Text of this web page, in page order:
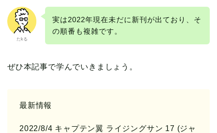
たkる
実は2022年現在未だに新刊が出ており、そ
の順番も複雑です。
ぜひ本記事で学んでいきましょう。
最新情報
2022/8/4 キャプテン翼 ライジングサン 17 (ジャ